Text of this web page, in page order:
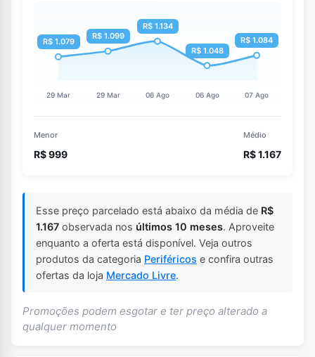
Menor
R$ 999
Médio
R$ 1.167
Esse preço parcelado está abaixo da média de R$
1.167 observada nos últimos 10 meses. Aproveite
enquanto a oferta está disponível. Veja outros
produtos da categoria Periféricos e confira outras
ofertas da loja Mercado Livre.
Promoções podem esgotar e ter preço alterado a
qualquer momento